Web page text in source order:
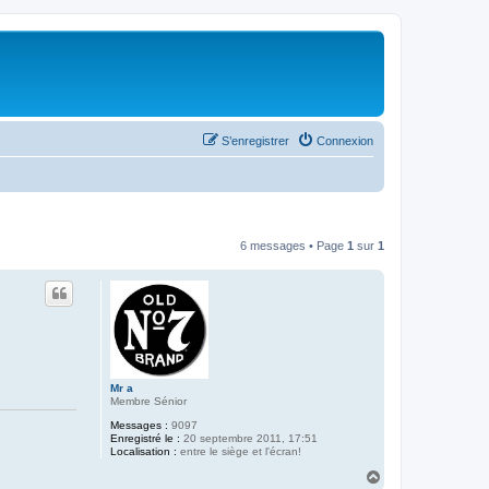
Connexion
S’enregistrer
6 messages • Page 1 sur 1
Mr a
Membre Sénior
Messages : 9097
Enregistré le : 20 septembre 2011, 17:51
Localisation : entre le siège et l'écran!